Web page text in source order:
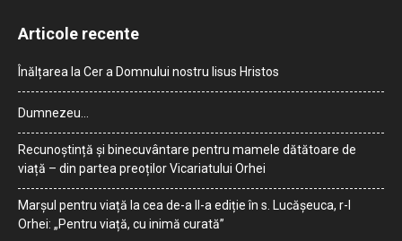
Articole recente
Înălțarea la Cer a Domnului nostru Iisus Hristos
Dumnezeu…
Recunoștință și binecuvântare pentru mamele dătătoare de
viață – din partea preoților Vicariatului Orhei
Marșul pentru viață la cea de-a II-a ediție în s. Lucășeuca, r-l
Orhei: „Pentru viață, cu inimă curată”